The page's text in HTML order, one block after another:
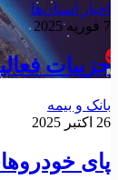
اخبار استان‌ها
7 فوریه 2025
جزییات
بانک و بیمه
26 اکتبر 2025
پای